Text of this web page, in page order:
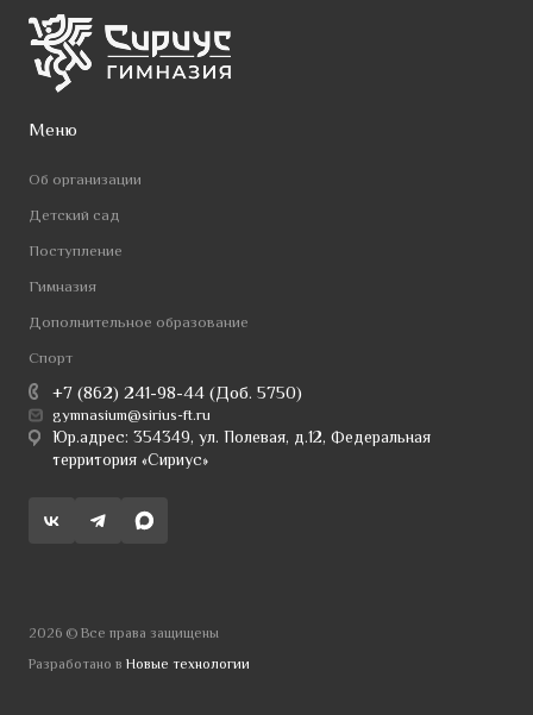
Меню
Об организации
Детский сад
Поступление
Гимназия
Дополнительное образование
Спорт
+7 (862) 241-98-44 (Доб. 5750)
gymnasium@sirius-ft.ru
Юр.адрес: 354349, ул. Полевая, д.12, Федеральная
территория «Сириус»
2026 © Все права защищены
Разработано в Новые технологии